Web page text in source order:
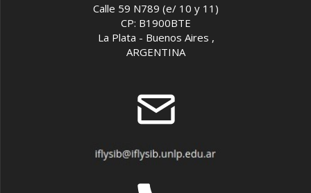
Calle 59 N789 (e/ 10 y 11)
CP: B1900BTE
La Plata - Buenos Aires ,
ARGENTINA